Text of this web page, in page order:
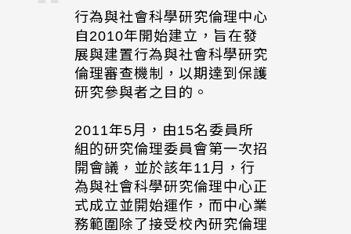
行為與社會科學研究倫理中心
自2010年開始建立，旨在發
展與建置行為與社會科學研究
倫理審查機制，以期達到保護
研究參與者之目的。
2011年5月，由15名委員所
組的研究倫理委員會第一次招
開會議，並於該年11月，行
為與社會科學研究倫理中心正
式成立並開始運作，而中心業
務範圍除了接受校內研究倫理